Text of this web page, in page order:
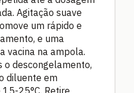
Agitação suave
um rápido e
e uma
vacina na ampola.
descongelamento,
diluente em
25°C. Retire